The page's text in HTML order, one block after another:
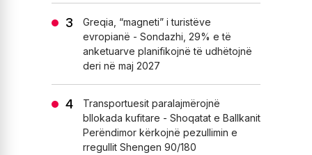
Greqia, “magneti” i turistëve
evropianë - Sondazhi, 29% e të
anketuarve planifikojnë të udhëtojnë
deri në maj 2027
Transportuesit paralajmërojnë
bllokada kufitare - Shoqatat e Ballkanit
Perëndimor kërkojnë pezullimin e
rregullit Shengen 90/180